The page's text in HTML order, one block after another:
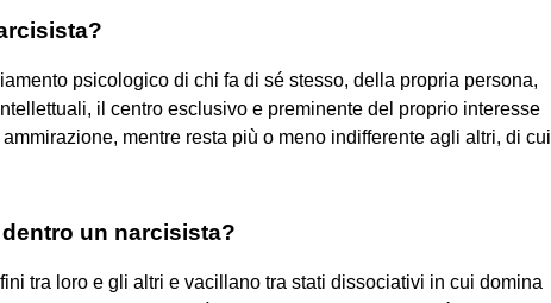
psicologico di chi fa di sé stesso, della propria persona,
il centro esclusivo e preminente del proprio interesse
mentre resta più o meno indifferente agli altri, di cui
un narcisista?
tra loro e gli altri e vacillano tra stati dissociativi in cui domina